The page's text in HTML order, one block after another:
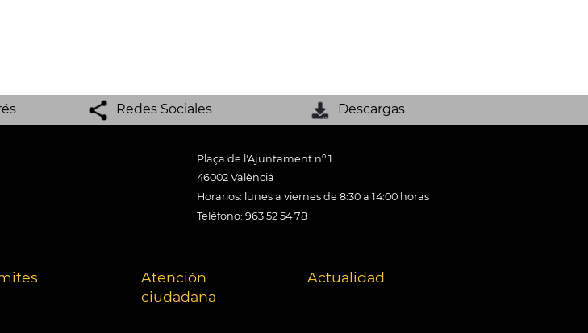
Redes Sociales Descargas
Plaça de l'Ajuntament nº 1
46002 València
Horarios: lunes a viernes de 8:30 a 14:00 horas
Teléfono: 963 52 54 78
Atención
ciudadana
Actualidad